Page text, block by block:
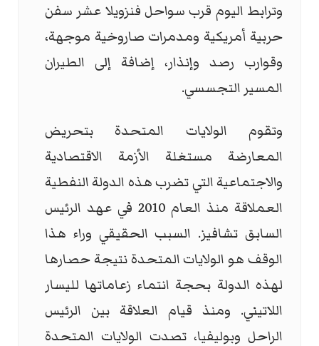
وترابط اليوم قرب سواحل فنزويلا عشر سفن
حربية أمريكية ومدمرات صاروخية موجهة،
وقوارب رصد وإنذار، إضافة إلى الطيران
المسير التجسسي.
وتقوم الولايات المتحدة بتحريض
المعارضة مستغلة الأزمة الاقتصادية
والاجتماعية التي تضرب هذه الدولة النفطية
العملاقة منذ العام 2010 في عهد الرئيس
السابق تشافيز. السبب الحقيقي وراء هذا
الوقف هو الولايات المتحدة نتيجة حصارها
لهذه الدولة بحجة انتماء زعاماتها لليسار
اللاتيني. ومنذ قيام العلاقة بين الرئيس
الراحل وبوليفيا، تصدت الولايات المتحدة